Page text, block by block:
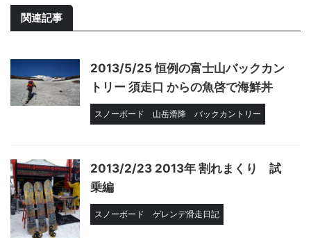
関連記事
2013/5/25 恒例の富士山バックカン
トリー 須走口 からの魚啓で海鮮丼
スノーボード 山岳滑降 バックカントリー
2013/2/23 2013年 割れまくり 試
乗編
スノーボード ゲレンデ滑走日記